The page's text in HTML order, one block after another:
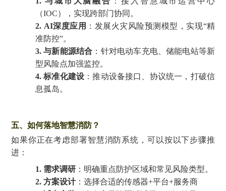
（IOC），实现跨部门协同。
2. AI深度应用 ：发展火灾风险预测模型，实现“精
准防控”。
3.与新能源结合 ：针对电动车充电、储能电站等新
型风险点加强监控。
4.标准化建设 ：推动设备接口、协议统一，打破信
息孤岛。
五、如何落地智慧消防？
如果你正在考虑部署智慧消防系统，可以按以下步骤推
进：
1. 需求调研 ：明确重点防护区域和常见风险类型。
2. 方案设计 ：选择合适的传感器+平台+服务商